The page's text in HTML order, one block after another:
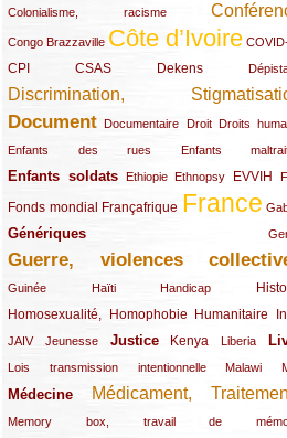
Colonialisme, racisme
(19/289)
(118/289)
Congo Brazzaville
(24/289) Côte d’Ivoire
(263/289)
(13/289)
CPI
(48/289) CSAS
(32/289) Dekens
(29/289)
(19/289)
Discrimination,
(131/289)
Document
(145/289) Documentaire
(9/289) Droit
(20/289) Droits
(22/289)
Enfants des rues
(21/289) Enfants
(10/289)
Enfants soldats
(68/289) Ethiopie
(12/289) Ethnopsy
(15/289) EVVIH
(55/289)
(22/289)
Fonds mondial
(48/289) Françafrique
(39/289) France
(289/289)
(12/289)
Génériques
(59/289)
(22/289)
Guerre, violences
(149/289)
Guinée
(12/289) Haïti
(15/289) Handicap
(10/289)
(49/289)
Homosexualité, Homophobie
(44/289) Humanitaire
(47/289)
(34/289)
JAIV
(10/289)Jeunesse
(21/289) Justice
(65/289) Kenya
(35/289) Liberia
(25/289)
(62/289)
Lois transmission intentionnelle
(24/289) Malawi
(11/289)
(21/289)
Médecine
(62/289) Médicament,
(142/289)
Memory box, travail de
(11/289)